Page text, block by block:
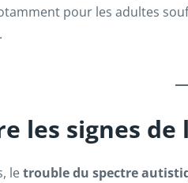
pour les adultes
les signes de
letrouble du spectre